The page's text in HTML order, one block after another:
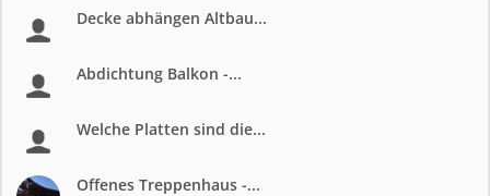
Decke abhängen Altbau...
Abdichtung Balkon -...
Welche Platten sind die...
Offenes Treppenhaus -...